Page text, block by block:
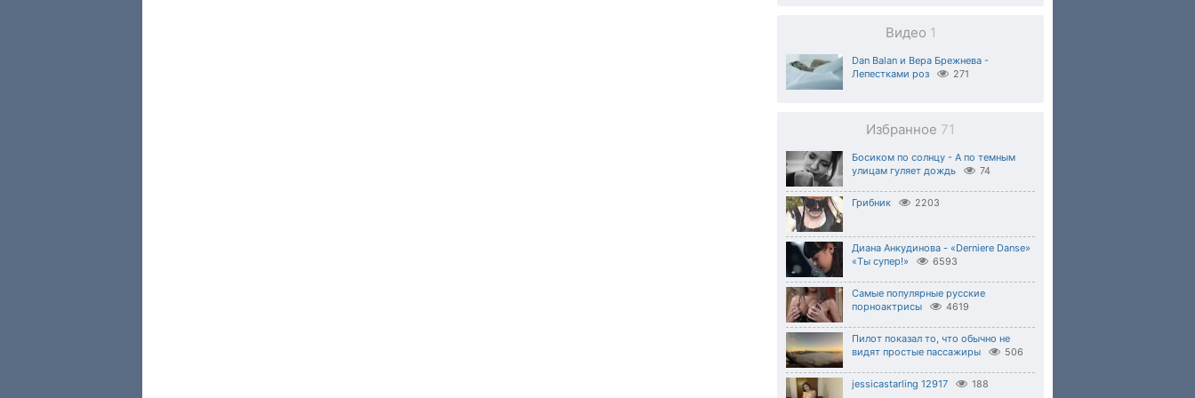
Видео 1
Dan Balan и Вера Брежнева -
Лепестками роз
271
Избранное 71
Босиком по солнцу - А по темным
улицам гуляет дождь
74
Грибник 2203
Диана Анкудинова - «Derniere Danse»
«Ты супер!»
6593
Самые популярные русские
порноактрисы
4619
Пилот показал то, что обычно не
видят простые пассажиры
506
jessicastarling 12917 188